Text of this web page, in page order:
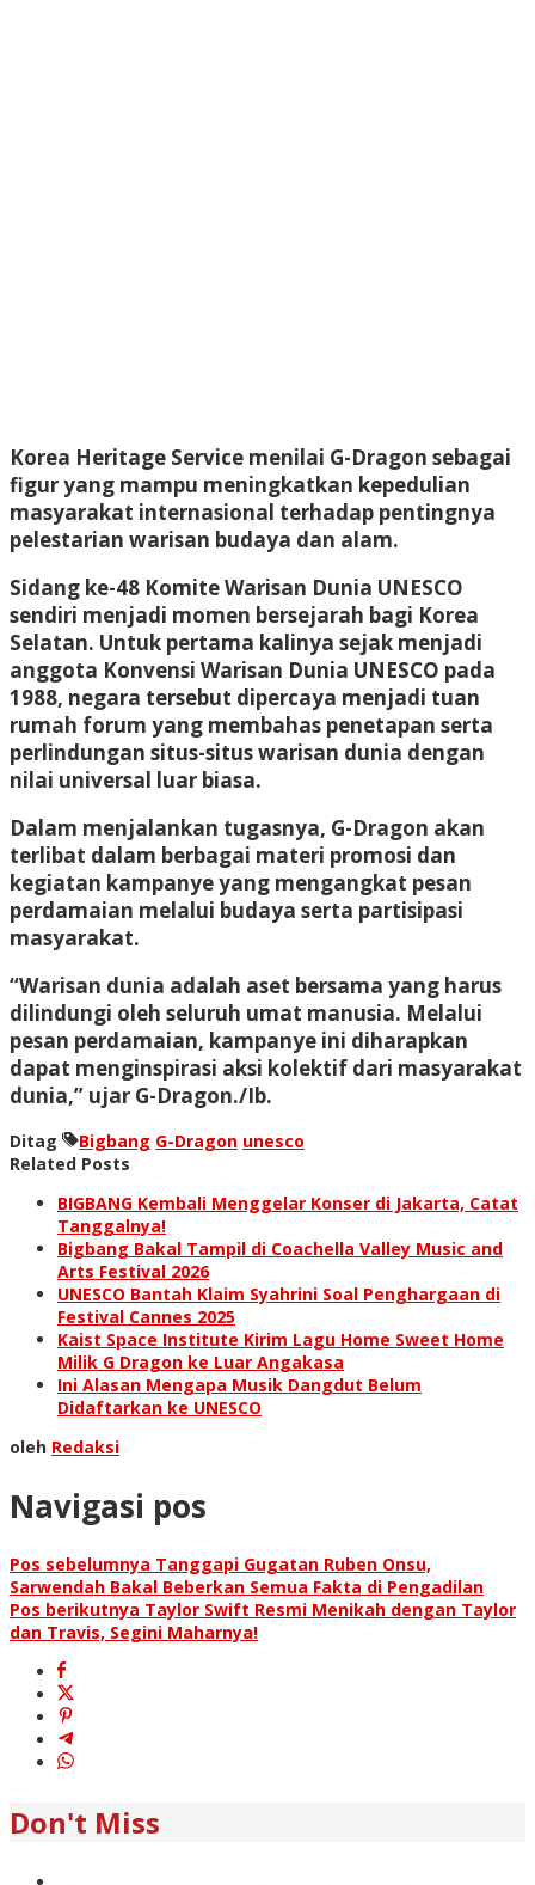
Korea Heritage Service menilai G-Dragon sebagai
figur yang mampu meningkatkan kepedulian
masyarakat internasional terhadap pentingnya
pelestarian warisan budaya dan alam.
Sidang ke-48 Komite Warisan Dunia UNESCO
sendiri menjadi momen bersejarah bagi Korea
Selatan. Untuk pertama kalinya sejak menjadi
anggota Konvensi Warisan Dunia UNESCO pada
1988, negara tersebut dipercaya menjadi tuan
rumah forum yang membahas penetapan serta
perlindungan situs-situs warisan dunia dengan
nilai universal luar biasa.
Dalam menjalankan tugasnya, G-Dragon akan
terlibat dalam berbagai materi promosi dan
kegiatan kampanye yang mengangkat pesan
perdamaian melalui budaya serta partisipasi
masyarakat.
“Warisan dunia adalah aset bersama yang harus
dilindungi oleh seluruh umat manusia. Melalui
pesan perdamaian, kampanye ini diharapkan
dapat menginspirasi aksi kolektif dari masyarakat
dunia,” ujar G-Dragon./Ib.
Ditag Bigbang G-Dragon unesco
Related Posts
BIGBANG Kembali Menggelar Konser di Jakarta, Catat
Tanggalnya!
Bigbang Bakal Tampil di Coachella Valley Music and
Arts Festival 2026
UNESCO Bantah Klaim Syahrini Soal Penghargaan di
Festival Cannes 2025
Kaist Space Institute Kirim Lagu Home Sweet Home
Milik G Dragon ke Luar Angakasa
Ini Alasan Mengapa Musik Dangdut Belum
Didaftarkan ke UNESCO
oleh Redaksi
Navigasi pos
Pos sebelumnya Tanggapi Gugatan Ruben Onsu,
Sarwendah Bakal Beberkan Semua Fakta di Pengadilan
Pos berikutnya Taylor Swift Resmi Menikah dengan Taylor
dan Travis, Segini Maharnya!
Don't Miss